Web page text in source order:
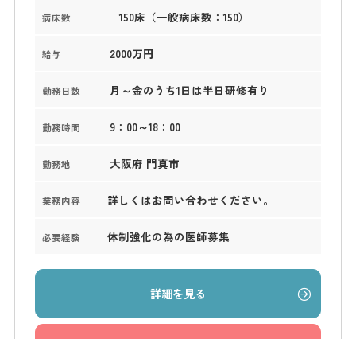
病床数 150床（一般病床数：150）
給与 2000万円
勤務日数 月～金のうち1日は半日研修有り
勤務時間 9：00～18：00
勤務地 大阪府 門真市
業務内容 詳しくはお問い合わせください。
必要経験 体制強化の為の医師募集
詳細を見る